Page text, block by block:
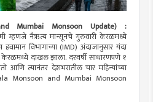
Mumbai Monsoon Update) :
म्हणजे नैऋत्य मान्सूनचे गुरुवारी केरळमध्ये
विभागाच्या (IMD) अंदाजानुसार यंदा
केरळमध्ये दाखल झाला. दरवर्षी साधारणपणे १
आणि त्यानंतर देशभरातील चार महिन्यांच्या
Monsoon and Mumbai Monsoon